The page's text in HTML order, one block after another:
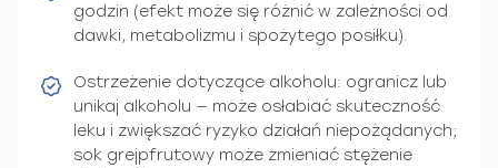
godzin (efekt może się różnić w zależności od
dawki, metabolizmu i spożytego posiłku).
Ostrzeżenie dotyczące alkoholu: ogranicz lub
unikaj alkoholu — może osłabiać skuteczność
leku i zwiększać ryzyko działań niepożądanych;
sok grejpfrutowy może zmieniać stężenie